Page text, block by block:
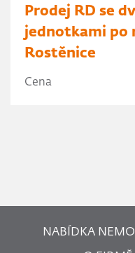
Prodej RD se
jednotkami po
Rostěnice
Cena
NABÍDKA